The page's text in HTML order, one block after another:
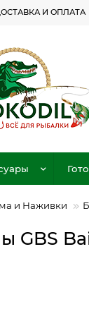
И ОПЛАТА
и Наживки
GBS